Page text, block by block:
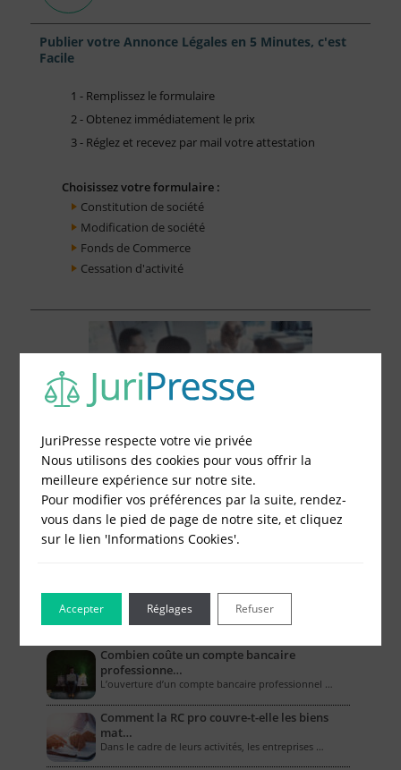
Publier votre Annonce Légales en 5 Minutes, c'est
Facile
1 - Remplissez le formulaire
2 - Obtenez immédiatement le prix
3 - Réglez et recevez par mail votre attestation
Choisissez votre formulaire :
Constitution de société
Modification de société
Fonds de Commerce
Cessation d'activité
Le Blog pour les Entreprises
Combien coûte un compte bancaire
professionne…
L’ouverture d’un compte bancaire professionnel …
Comment la RC pro couvre-t-elle les biens
mat…
Dans le cadre de leurs activités, les entreprises …
JuriPresse respecte votre vie privée
Nous utilisons des cookies pour vous offrir la
meilleure expérience sur notre site.
Pour modifier vos préférences par la suite, rendez-
vous dans le pied de page de notre site, et cliquez
sur le lien 'Informations Cookies'.
Accepter Refuser
Réglages